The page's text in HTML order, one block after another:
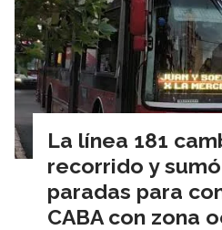
La línea 181
recorrido y
paradas para
CABA con zona